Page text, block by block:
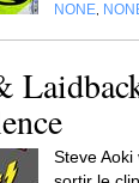
NONE
Steve